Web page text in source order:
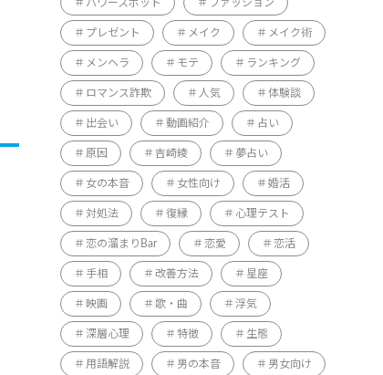
パワースポット ファッション
プレゼント メイク メイク術
メンヘラ モテ ランキング
ロマンス詐欺 人気 体験談
出会い 動画紹介 占い
原因 吉崎綾 夢占い
女の本音 女性向け 婚活
対処法 復縁 心理テスト
恋の溜まりBar 恋愛 恋活
手相 改善方法 星座
映画 歌・曲 浮気
深層心理 特徴 生態
用語解説 男の本音 男女向け